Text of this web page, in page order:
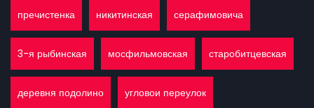
пречистенка никитинская серафимовича
3-я рыбинская мосфильмовская старобитцевская
деревня подолино угловои переулок